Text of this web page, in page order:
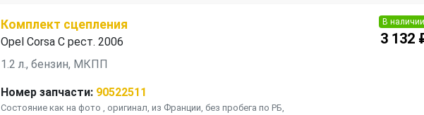
Комплект сцепления
Opel Corsa C рест. 2006
1.2 л., бензин, МКПП
Номер запчасти: 90522511
Состояние как на фото , оригинал, из Франции, без пробега по РБ,
В наличии
3 132